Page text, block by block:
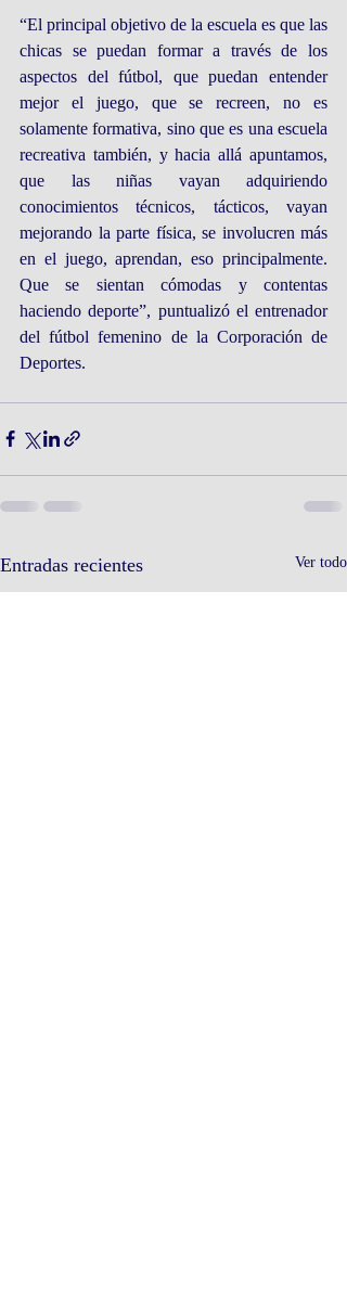
“El principal objetivo de la escuela es que las
chicas se puedan formar a través de los
aspectos del fútbol, que puedan entender
mejor el juego, que se recreen, no es
solamente formativa, sino que es una escuela
recreativa también, y hacia allá apuntamos,
que las niñas vayan adquiriendo
conocimientos técnicos, tácticos, vayan
mejorando la parte física, se involucren más
en el juego, aprendan, eso principalmente.
Que se sientan cómodas y contentas
haciendo deporte”, puntualizó el entrenador
del fútbol femenino de la Corporación de
Deportes.
Entradas recientes Ver todo